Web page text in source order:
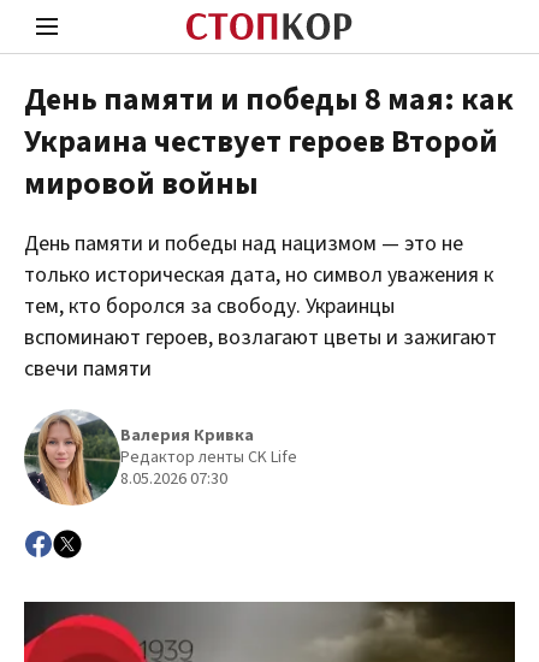
Стоп Политической Коррупции
Политика
День памяти и победы 8 мая: как
Украина чествует героев Второй
мировой войны
День памяти и победы над нацизмом — это не
только историческая дата, но символ уважения к
тем, кто боролся за свободу. Украинцы
вспоминают героев, возлагают цветы и зажигают
свечи памяти
Валерия Кривка
Редактор ленты CK Life
8.05.2026 07:30